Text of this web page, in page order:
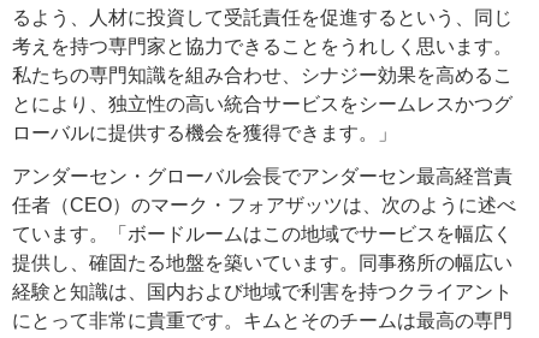
るよう、人材に投資して受託責任を促進するという、同じ
考えを持つ専門家と協力できることをうれしく思います。
私たちの専門知識を組み合わせ、シナジー効果を高めるこ
とにより、独立性の高い統合サービスをシームレスかつグ
ローバルに提供する機会を獲得できます。」
アンダーセン・グローバル会長でアンダーセン最高経営責
任者（CEO）のマーク・フォアザッツは、次のように述べ
ています。「ボードルームはこの地域でサービスを幅広く
提供し、確固たる地盤を築いています。同事務所の幅広い
経験と知識は、国内および地域で利害を持つクライアント
にとって非常に貴重です。キムとそのチームは最高の専門